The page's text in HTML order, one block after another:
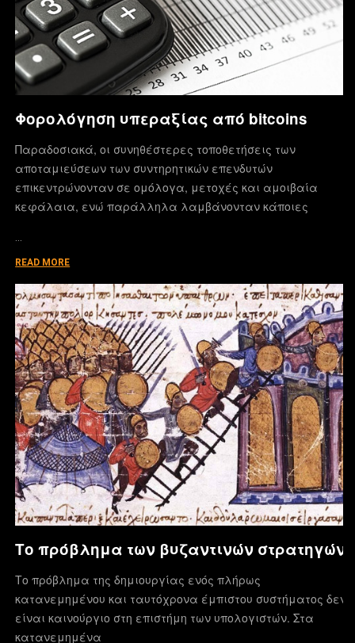
Φορολόγηση υπεραξίας από bitcoins
Παραδοσιακά, οι συνηθέστερες τοποθετήσεις των
αποταμιεύσεων των συντηρητικών επενδυτών
επικεντρώνονταν σε ομόλογα, μετοχές και αμοιβαία
κεφάλαια, ενώ παράλληλα λαμβάνονταν κάποιες
…
READ MORE
Το πρόβλημα των βυζαντινών στρατηγών
Το πρόβλημα της δημιουργίας ενός πλήρως
κατανεμημένου και ταυτόχρονα έμπιστου συστήματος δεν
είναι καινούργιο στη επιστήμη των υπολογιστών. Στα
κατανεμημένα